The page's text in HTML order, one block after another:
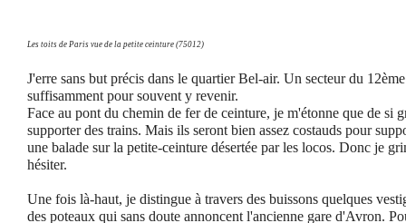
Les toits de Paris vue de la petite ceinture (75012)
J'erre sans but précis dans le quartier Bel-air. Un secteur du
suffisamment pour souvent y revenir.
Face au pont du chemin de fer de ceinture, je m'étonne que de si
supporter des trains. Mais ils seront bien assez costauds pour
une balade sur la petite-ceinture désertée par les locos. Donc je
hésiter.
Une fois là-haut, je distingue à travers des buissons quelques
des poteaux qui sans doute annoncent l'ancienne gare d'Avron.